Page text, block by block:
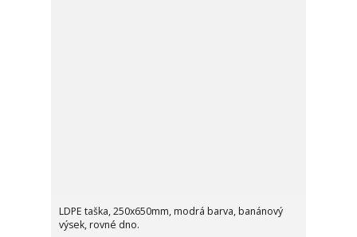
LDPE taška, 250x650mm, modrá barva, banánový
výsek, rovné dno.